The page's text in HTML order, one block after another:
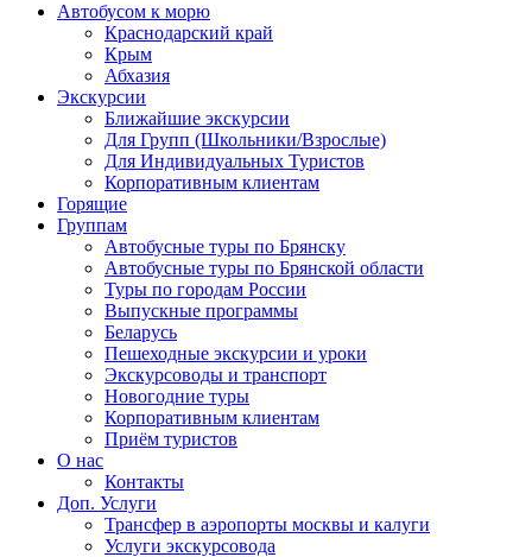
Автобусом к морю
Краснодарский край
Крым
Абхазия
Экскурсии
Ближайшие экскурсии
Для Групп (Школьники/Взрослые)
Для Индивидуальных Туристов
Корпоративным клиентам
Горящие
Группам
Автобусные туры по Брянску
Автобусные туры по Брянской области
Туры по городам России
Выпускные программы
Беларусь
Пешеходные экскурсии и уроки
Экскурсоводы и транспорт
Новогодние туры
Корпоративным клиентам
Приём туристов
О нас
Контакты
Доп. Услуги
Трансфер в аэропорты москвы и калуги
Услуги экскурсовода